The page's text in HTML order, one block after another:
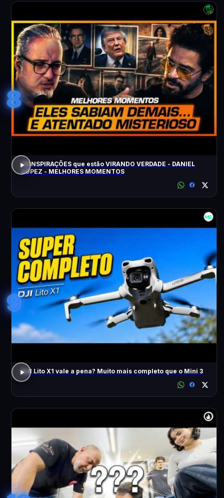
8
CONSPIRAÇÕES que estão VIRANDO VERDADE - DANIEL
LOPEZ - MELHORES MOMENTOS
9
DJI Lito X1 vale a pena? Muito mais completo que o Mini 3